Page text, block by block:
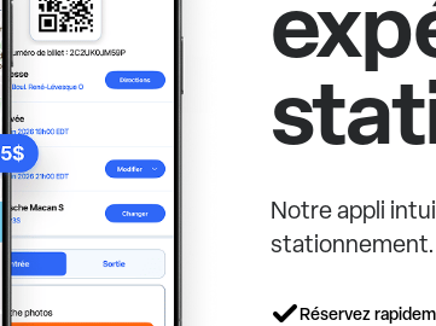
Notre appli
stationnement.
Réservez